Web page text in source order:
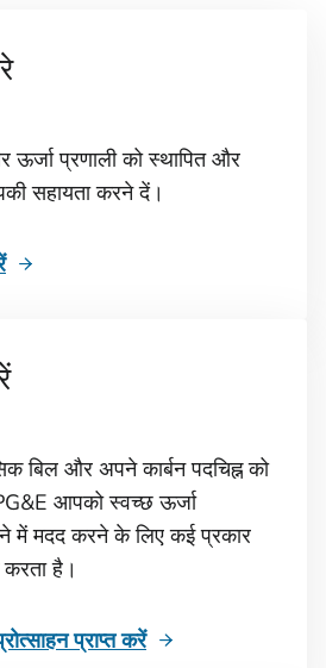
ऊर्जा प्रणाली को स्थापित और
सहायता करने दें।
बिल और अपने कार्बन पदचिह्न को
आपको स्वच्छ ऊर्जा
में मदद करने के लिए कई प्रकार
करता है।
प्राप्त करें